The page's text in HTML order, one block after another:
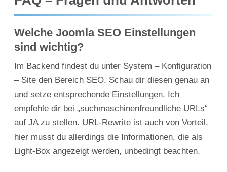
Welche Joomla SEO Einstellungen
sind wichtig?
Im Backend findest du unter System – Konfiguration
– Site den Bereich SEO. Schau dir diesen genau an
und setze entsprechende Einstellungen. Ich
empfehle dir bei „suchmaschinenfreundliche URLs“
auf JA zu stellen. URL-Rewrite ist auch von Vorteil,
hier musst du allerdings die Informationen, die als
Light-Box angezeigt werden, unbedingt beachten.